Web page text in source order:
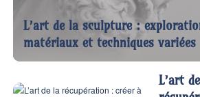
L’art de la sculpture :
matériaux et techniques variées
L’art